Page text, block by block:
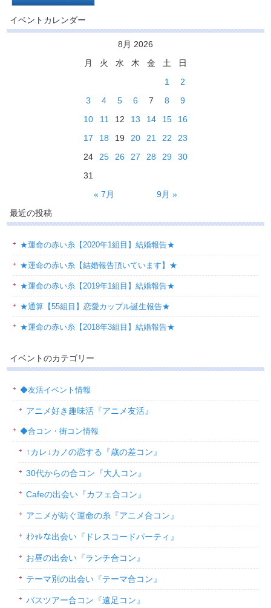
イベントカレンダー
8月 2026
月 火 水 木 金 土 日
« 7月 9月 »
1
2
3
4 5 6 7 8
9
10
11 12 13 14 15
16
17
18 19 20 21 22
23
24
25 26 27 28 29
30
31
最近の投稿
★運命の赤い糸【2020年1組目】結婚報告★
★運命の赤い糸【結婚報告頂いています】★
★運命の赤い糸【2019年1組目】結婚報告★
★通算【55組目】恋愛カップル誕生報告★
★運命の赤い糸【2018年3組目】結婚報告★
イベントのカテゴリー
◆友活イベント情報
アニメ好き趣味活『アニメ友活』
◆合コン・街コン情報
↑カレ↓カノの恋する『歳の差コン』
30代からの合コン『大人コン』
Cafeの出会い『カフェ合コン』
アニメが紡ぐ運命の糸『アニメ合コン』
ｵｼｬﾚな出会い『ドレスコードパーティ』
お昼の出会い『ランチ合コン』
テーマ別の出会い『テーマ合コン』
バスツアー合コン『遠足コン』